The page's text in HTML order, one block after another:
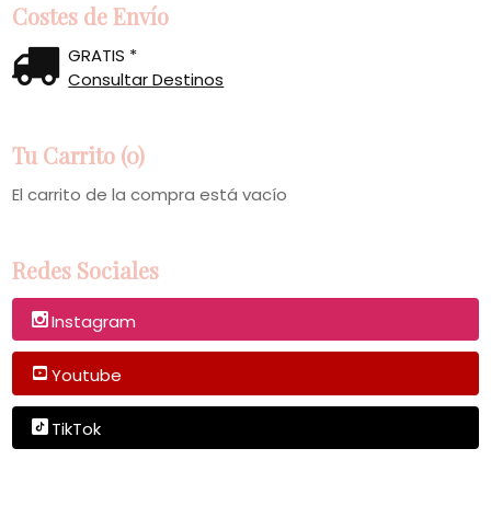
Costes de Envío
GRATIS *
Consultar Destinos
Tu Carrito (0)
El carrito de la compra está vacío
Redes Sociales
Instagram
Youtube
TikTok